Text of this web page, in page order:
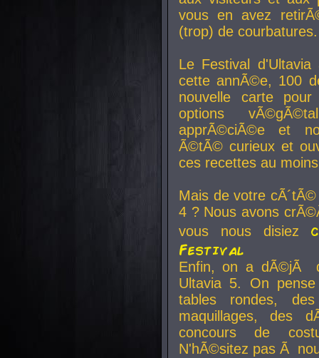
vous en avez
(trop) de courbatures.
Le Festival
cette annÃ©e, 100
nouvelle carte
options
apprÃ©ciÃ©e et
Ã©tÃ© curieux et
ces recettes au
Mais de votre
4 ? Nous avons
vous nous disiez
Festival
Enfin, on a dÃ©jÃ
Ultavia 5. On
tables rondes,
maquillages, des
concours de
N'hÃ©sitez pas Ã